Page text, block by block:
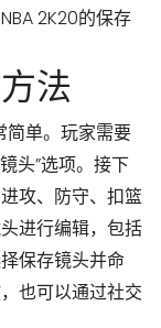
2K20的保存
法
简单。玩家需要
头”选项。接下
攻、防守、扣篮
进行编辑，包括
保存镜头并命
也可以通过社交